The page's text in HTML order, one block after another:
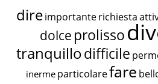
dire importante richiesta
dolce prolisso
tranquillodifficile
inerme particolarefare